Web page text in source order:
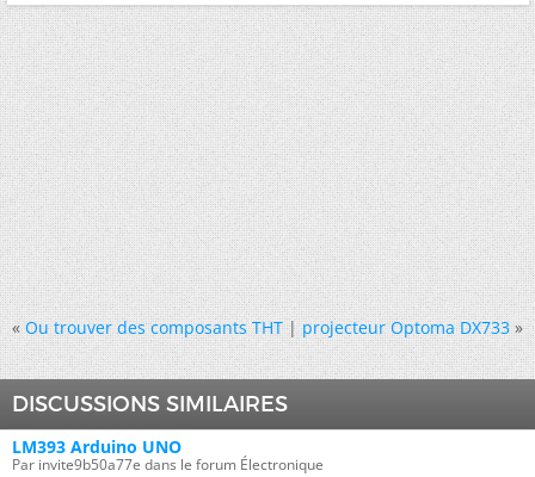
« Ou trouver des composants THT|projecteur Optoma DX733 »
DISCUSSIONS SIMILAIRES
LM393 Arduino UNO
Par invite9b50a77e dans le forum Électronique